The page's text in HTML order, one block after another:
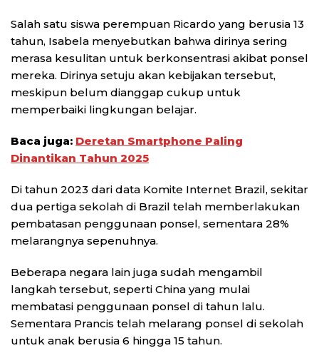
Salah satu siswa perempuan Ricardo yang berusia 13
tahun, Isabela menyebutkan bahwa dirinya sering
merasa kesulitan untuk berkonsentrasi akibat ponsel
mereka. Dirinya setuju akan kebijakan tersebut,
meskipun belum dianggap cukup untuk
memperbaiki lingkungan belajar.
Baca juga: Deretan Smartphone Paling
Dinantikan Tahun 2025
Di tahun 2023 dari data Komite Internet Brazil, sekitar
dua pertiga sekolah di Brazil telah memberlakukan
pembatasan penggunaan ponsel, sementara 28%
melarangnya sepenuhnya.
Beberapa negara lain juga sudah mengambil
langkah tersebut, seperti China yang mulai
membatasi penggunaan ponsel di tahun lalu.
Sementara Prancis telah melarang ponsel di sekolah
untuk anak berusia 6 hingga 15 tahun.